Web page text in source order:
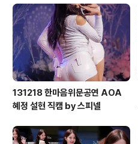
131218 한마음위문공연 AOA
혜정 설현 직캠 by 스피넬